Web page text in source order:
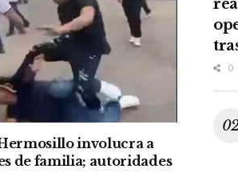
involucra a
de familia; autoridades
0